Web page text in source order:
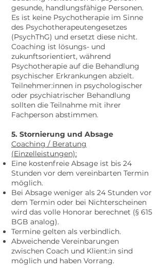
gesunde, handlungsfähige Personen.
Es ist keine Psychotherapie im Sinne
des Psychotherapeutengesetzes
(PsychThG) und ersetzt diese nicht.
Coaching ist lösungs- und
zukunftsorientiert, während
Psychotherapie auf die Behandlung
psychischer Erkrankungen abzielt.
Teilnehmer:innen in psychologischer
oder psychiatrischer Behandlung
sollten die Teilnahme mit ihrer
Fachperson abstimmen.
5. Stornierung und Absage
Coaching / Beratung
(Einzelleistungen):
Eine kostenfreie Absage ist bis 24
Stunden vor dem vereinbarten Termin
möglich.
Bei Absage weniger als 24 Stunden vor
dem Termin oder bei Nichterscheinen
wird das volle Honorar berechnet (§ 615
BGB analog).
Termine gelten als verbindlich.
Abweichende Vereinbarungen
zwischen Coach und Klient:in sind
möglich und haben Vorrang.